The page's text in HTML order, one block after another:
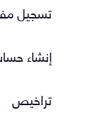
تسجيل
إنشاء
تراخيص